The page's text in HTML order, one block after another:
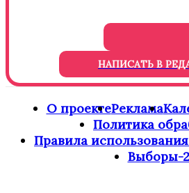
НАПИСАТЬ В
О проектеРеклама
Политика
Правила
Выборы-